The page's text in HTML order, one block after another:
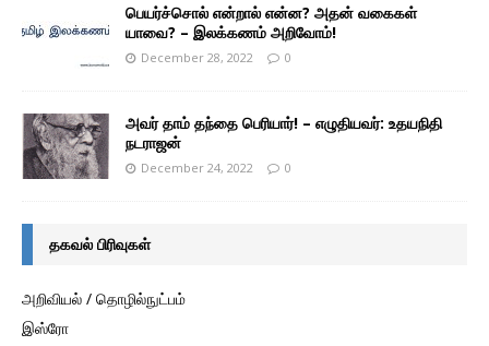
பெயர்ச்சொல் என்றால் என்ன? அதன் வகைகள்
யாவை? – இலக்கணம் அறிவோம்!
December 28, 2022 0
அவர் தாம் தந்தை பெரியார்! – எழுதியவர்: உதயநிதி
நடராஜன்
December 24, 2022 0
தகவல் பிரிவுகள்
அறிவியல் / தொழில்நுட்பம்
இஸ்ரோ